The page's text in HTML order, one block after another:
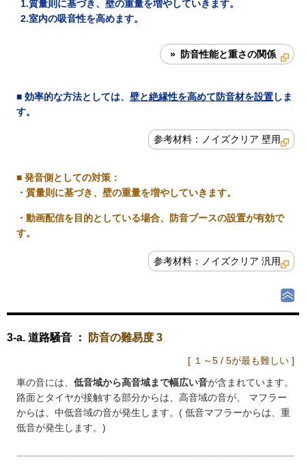
1.質量則に基づき、壁の重量を増やしていきます。
2.室内の吸音性を高めます。
» 防音性能と重さの関係
■ 効率的な方法としては、 壁と絶縁性を高めて防音材を設置しま
す。
参考材料：ノイズクリア 壁用
■ 発音側としての対策 ：
・質量則に基づき、壁の重量を増やしていきます。
・動画配信を目的としている場合、防音ブースの設置が有効で
す。
参考材料：ノイズクリア 汎用
3-a. 道路騒音 ： 防音の難易度 3
[ １～5 / 5が最も難しい ]
車の音には、 低音域から高音域まで幅広い音が含まれています。
路面とタイヤが接触する部分からは、高音域の音が、 マフラー
からは、中低音域の音が発生します。( 低音マフラーからは、重
低音が発生します。)